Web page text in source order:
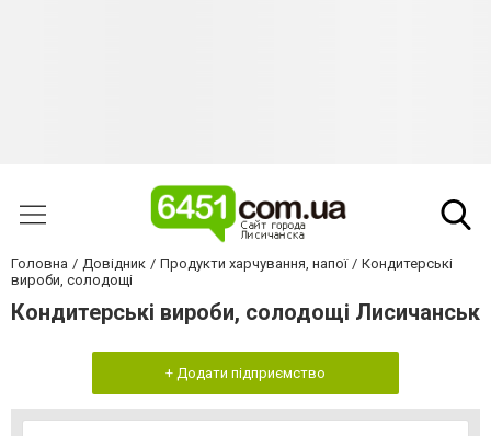
Головна Довідник Продукти харчування, напої
Кондитерські
вироби, солодощі
Кондитерські вироби, солодощі Лисичанськ
+ Додати підприємство